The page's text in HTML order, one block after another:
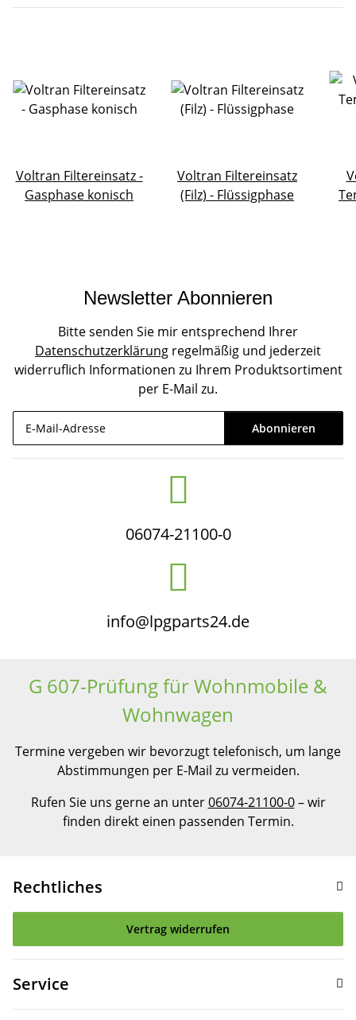
Voltran Filtereinsatz -
Gasphase konisch
Voltran Filtereinsatz
(Filz) - Flüssigphase
Newsletter Abonnieren
Bitte senden Sie mir entsprechend Ihrer
Datenschutzerklärung regelmäßig und jederzeit
widerruflich Informationen zu Ihrem Produktsortiment
per E-Mail zu.
Abonnieren
06074-21100-0
info@lpgparts24.de
G 607-Prüfung für Wohnmobile &
Wohnwagen
Termine vergeben wir bevorzugt telefonisch, um lange
Abstimmungen per E-Mail zu vermeiden.
Rufen Sie uns gerne an unter06074-21100-0– wir
finden direkt einen passenden Termin.
Rechtliches
Vertrag widerrufen
Service